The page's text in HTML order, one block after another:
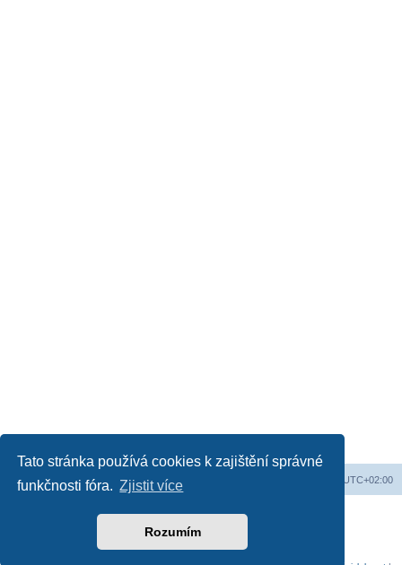
Tato stránka používá cookies k zajištění správné
funkčnosti fóra. Zjistit více
Rozumím
Web Obsah fóra UTC+02:00
Český překlad –